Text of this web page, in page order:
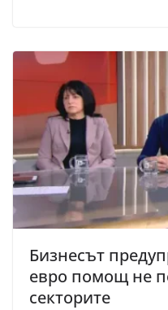
Бизнесът
евро помощ не
секторите